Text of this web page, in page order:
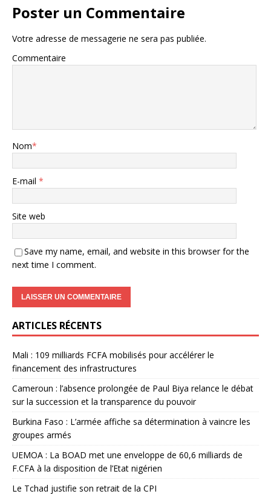
Poster un Commentaire
Votre adresse de messagerie ne sera pas publiée.
Commentaire
Nom*
E-mail *
Site web
Save my name, email, and website in this browser for the
next time I comment.
ARTICLES RÉCENTS
Mali : 109 milliards FCFA mobilisés pour accélérer le
financement des infrastructures
Cameroun : l’absence prolongée de Paul Biya relance le débat
sur la succession et la transparence du pouvoir
Burkina Faso : L’armée affiche sa détermination à vaincre les
groupes armés
UEMOA : La BOAD met une enveloppe de 60,6 milliards de
F.CFA à la disposition de l’Etat nigérien
Le Tchad justifie son retrait de la CPI